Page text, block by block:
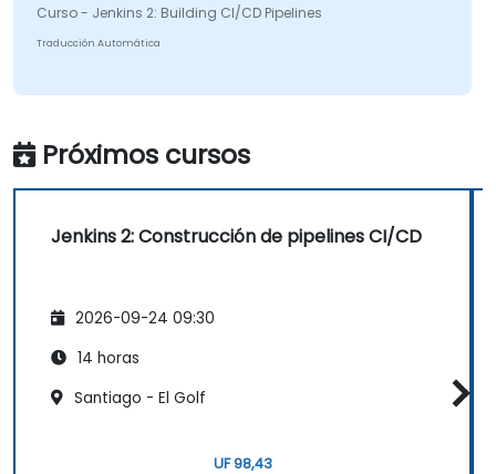
Curso - Jenkins 2: Building CI/CD Pipelines
Traducción Automática
Próximos cursos
Jenkins 2: Construcción de pipelines CI/CD
2026-09-24 09:30
14 horas
Santiago - El Golf
UF 98,43